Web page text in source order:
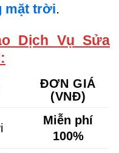
mặt trời.
Dịch Vụ Sửa
ĐƠN GIÁ
(VNĐ)
Miễn phí
100%